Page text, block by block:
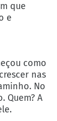
que
e
como
nas
No
Quem? A